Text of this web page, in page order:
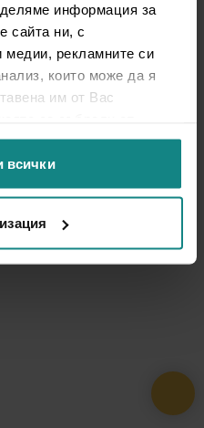
информация за
сайта ни, с
медии, рекламните си
които може да я
им от Вас
на услугите им.
всички